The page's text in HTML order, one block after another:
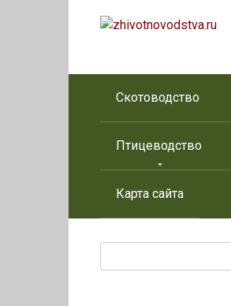
Скотоводство
Птицеводство
Карта сайта